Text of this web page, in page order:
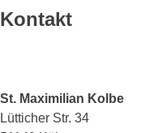
Kontakt
St. Maximilian Kolbe
Lütticher Str. 34